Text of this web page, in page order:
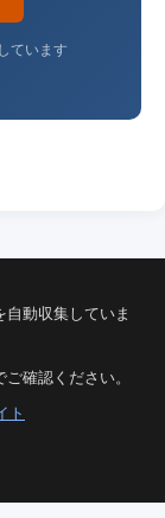
ています
動収集していま
確認ください。
ト